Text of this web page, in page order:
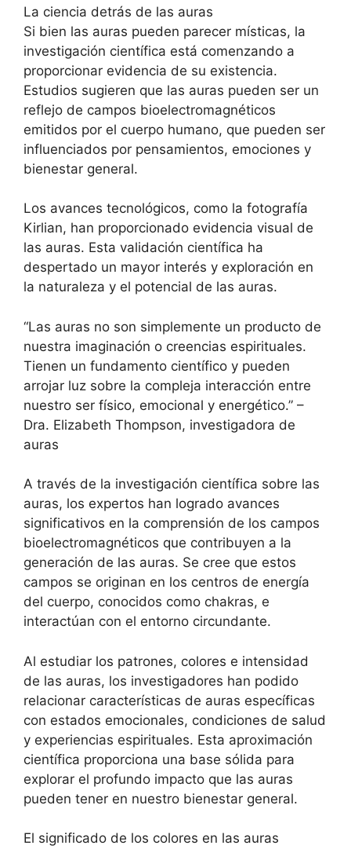
La ciencia detrás de las auras
Si bien las auras pueden parecer místicas, la
investigación científica está comenzando a
proporcionar evidencia de su existencia.
Estudios sugieren que las auras pueden ser un
reflejo de campos bioelectromagnéticos
emitidos por el cuerpo humano, que pueden ser
influenciados por pensamientos, emociones y
bienestar general.
Los avances tecnológicos, como la fotografía
Kirlian, han proporcionado evidencia visual de
las auras. Esta validación científica ha
despertado un mayor interés y exploración en
la naturaleza y el potencial de las auras.
“Las auras no son simplemente un producto de
nuestra imaginación o creencias espirituales.
Tienen un fundamento científico y pueden
arrojar luz sobre la compleja interacción entre
nuestro ser físico, emocional y energético.” –
Dra. Elizabeth Thompson, investigadora de
auras
A través de la investigación científica sobre las
auras, los expertos han logrado avances
significativos en la comprensión de los campos
bioelectromagnéticos que contribuyen a la
generación de las auras. Se cree que estos
campos se originan en los centros de energía
del cuerpo, conocidos como chakras, e
interactúan con el entorno circundante.
Al estudiar los patrones, colores e intensidad
de las auras, los investigadores han podido
relacionar características de auras específicas
con estados emocionales, condiciones de salud
y experiencias espirituales. Esta aproximación
científica proporciona una base sólida para
explorar el profundo impacto que las auras
pueden tener en nuestro bienestar general.
El significado de los colores en las auras